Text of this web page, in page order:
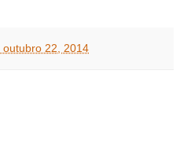
22, 2014